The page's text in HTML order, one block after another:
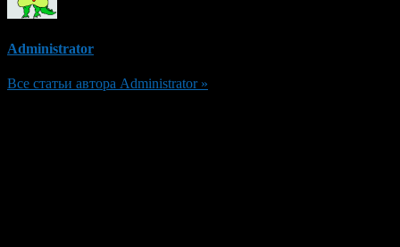
Administrator
Все статьи автора Administrator »